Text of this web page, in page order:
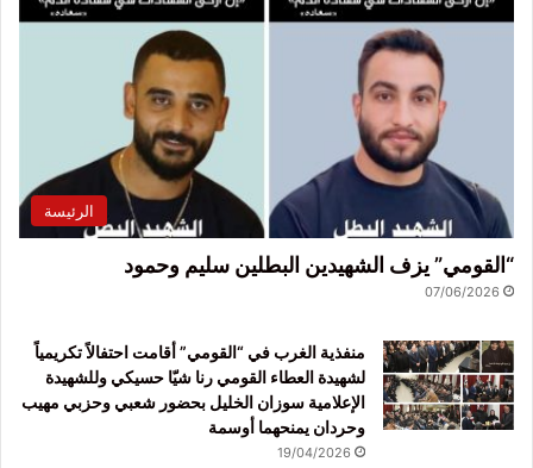
الرئيسة
“القومي” يزف الشهيدين البطلين سليم وحمود
07/06/2026
منفذية الغرب في “القومي” أقامت احتفالاً تكريمياً
لشهيدة العطاء القومي رنا شيّا حسيكي وللشهيدة
الإعلامية سوزان الخليل بحضور شعبي وحزبي مهيب
وحردان يمنحهما أوسمة
19/04/2026